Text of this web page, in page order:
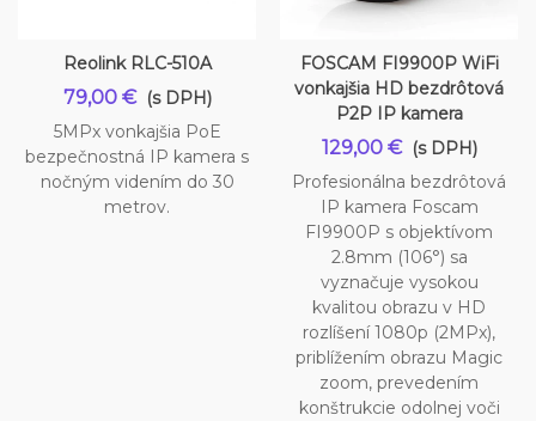
Reolink RLC-510A
79,00 € (s DPH)
5MPx vonkajšia PoE
bezpečnostná IP kamera s
nočným videním do 30
metrov.
FOSCAM FI9900P WiFi
vonkajšia HD bezdrôtová
P2P IP kamera
129,00 € (s DPH)
Profesionálna bezdrôtová
IP kamera Foscam
FI9900P s objektívom
2.8mm (106°) sa
vyznačuje vysokou
kvalitou obrazu v HD
rozlíšení 1080p (2MPx),
priblížením obrazu Magic
zoom, prevedením
konštrukcie odolnej voči